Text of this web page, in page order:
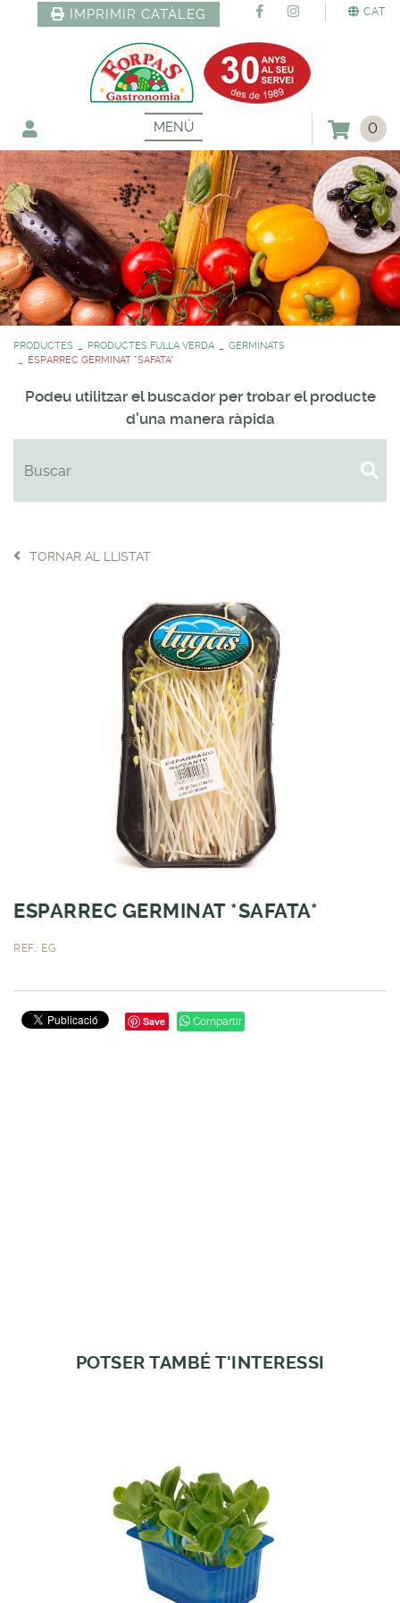
CAT
IMPRIMIR CATÀLEG
MENÚ 0
PRODUCTES PRODUCTES FULLA VERDA
GERMINATS
ESPARREC GERMINAT *SAFATA*
Podeu utilitzar el buscador per trobar el producte
d'una manera ràpida
TORNAR AL LLISTAT
ESPARREC GERMINAT *SAFATA*
REF.: EG
Save Compartir
POTSER TAMBÉ T'INTERESSI